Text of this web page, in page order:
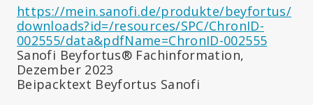
https://mein.sanofi.de/produkte/beyfortus/
downloads?id=/resources/SPC/ChronID-
002555/data&pdfName=ChronID-002555
Sanofi Beyfortus® Fachinformation,
Dezember 2023
Beipacktext Beyfortus Sanofi